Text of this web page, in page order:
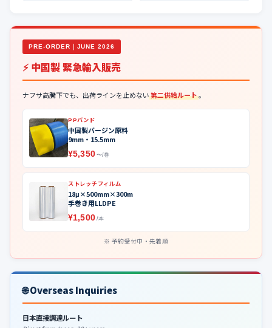
PRE-ORDER｜JUNE 2026
⚡ 中国製 緊急輸入販売
ナフサ高騰下でも、出荷ラインを止めない第二供給ルート。
PPバンド
中国製バージン原料
9mm・15.5mm
¥5,350 〜/巻
ストレッチフィルム
18μ×500mm×300m
手巻き用LLDPE
¥1,500 /本
予約受付中・先着順
🌐 Overseas Inquiries
日本直接調達ルート